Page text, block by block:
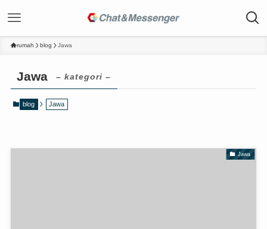
rumah blog Jawa
Jawa – kategori –
blog Jawa
Jawa